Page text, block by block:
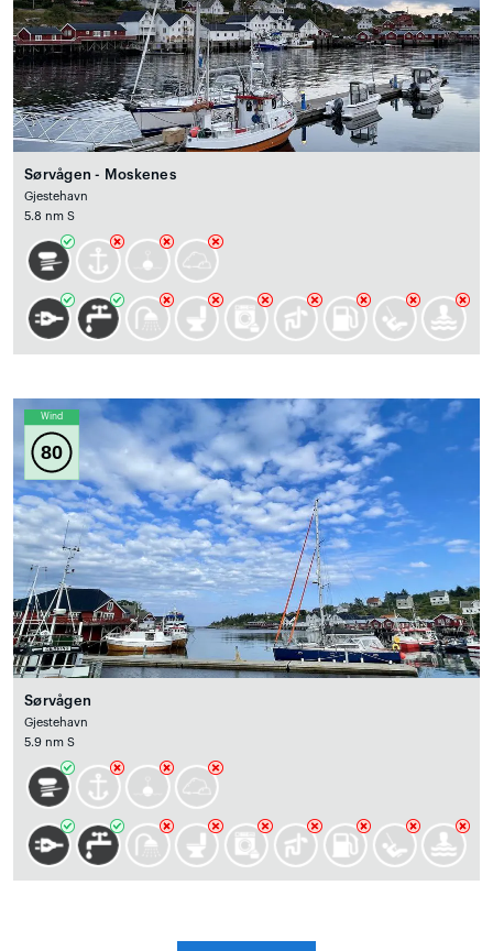
Sørvågen - Moskenes
Gjestehavn
5.8 nm S
Wind
80
Sørvågen
Gjestehavn
5.9 nm S